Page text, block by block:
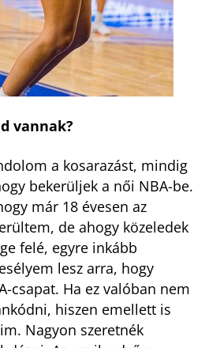
vannak?
a kosarazást, mindig
bekerüljek a női NBA-be.
már 18 évesen az
de ahogy közeledek
felé, egyre inkább
lesz arra, hogy
csapat. Ha ez valóban nem
hiszen emellett is
Nagyon szeretnék